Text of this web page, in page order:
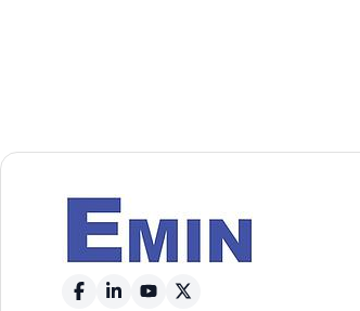
thực tế.